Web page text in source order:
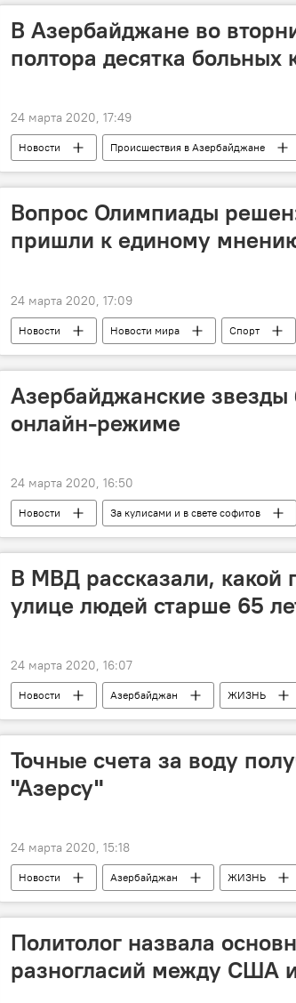
В Азербайджане во
полтора десятка больных
24 марта 2020, 17:49
Новости Происшествия в Азербайджане
ЖИЗНЬ
Происшествия Коронавирус
Вопрос Олимпиады
пришли к единому
24 марта 2020, 17:09
Новости Новости мира Спорт
Перенос
Олимпиада 1980
Азербайджанские звезды
онлайн-режиме
24 марта 2020, 16:50
Новости За кулисами и в свете софитов
ЖИЗНЬ
Баку Онлайн
В МВД рассказали, какой
улице людей старше 65
24 марта 2020, 16:07
Новости Азербайджан ЖИЗНЬ
Министерство внутренних дел АР
Точные счета за воду
"Азерсу"
24 марта 2020, 15:18
Новости Азербайджан ЖИЗНЬ
ОАО Azərsu
водяные счетчики Счета
Политолог назвала
разногласий между США